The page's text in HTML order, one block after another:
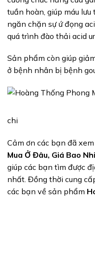
tuần hoàn, giúp máu
ngăn chặn sự ứ đọng
quá trình đào thải acid
Sản phẩm còn giúp
ở bệnh nhân bị bệnh
chi
Cảm ơn các bạn đã
Mua Ở Đâu, Giá Bao
giúp các bạn tìm được
nhất. Đồng thời cung
các bạn về sản phẩm